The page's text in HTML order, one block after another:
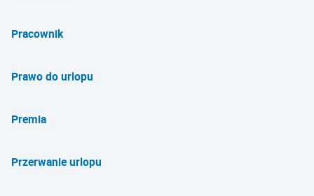
Pracownik
Prawo do urlopu
Premia
Przerwanie urlopu